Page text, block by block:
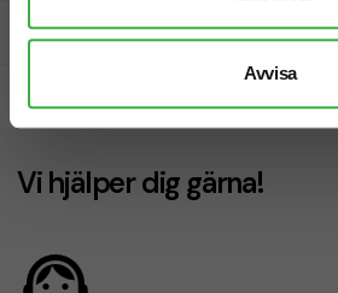
Avvisa
Prisgaranti
Vi hjälper dig gärna!